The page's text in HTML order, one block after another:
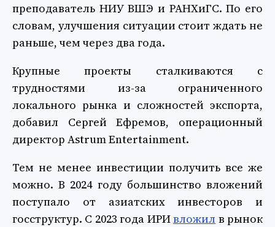
преподаватель НИУ ВШЭ и РАНХиГС. По его
словам, улучшения ситуации стоит ждать не
раньше, чем через два года.
Крупные проекты сталкиваются с
трудностями из-за ограниченного
локального рынка и сложностей экспорта,
добавил Сергей Ефремов, операционный
директор Astrum Entertainment.
Тем не менее инвестиции получить все же
можно. В 2024 году большинство вложений
поступало от азиатских инвесторов и
госструктур. С 2023 года ИРИвложил в рынок